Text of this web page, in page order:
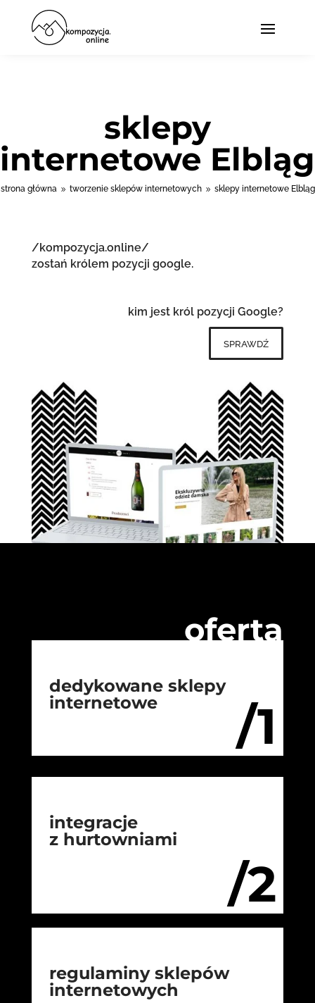
sklepy
internetowe Elbląg
strona główna 9 tworzenie sklepów internetowych 9 sklepy internetowe Elbląg
/kompozycja.online/
zostań królem pozycji google.
kim jest król pozycji Google?
sprawdź
oferta
/1
dedykowane sklepy
internetowe
/2
integracje
z hurtowniami
regulaminy sklepów
internetowych